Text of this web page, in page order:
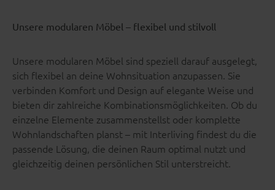
Unsere modularen Möbel – flexibel und stilvoll
Unsere modularen Möbel sind speziell darauf ausgelegt,
sich flexibel an deine Wohnsituation anzupassen. Sie
verbinden Komfort und Design auf elegante Weise und
bieten dir zahlreiche Kombinationsmöglichkeiten. Ob du
einzelne Elemente zusammenstellst oder komplette
Wohnlandschaften planst – mit Interliving findest du die
passende Lösung, die deinen Raum optimal nutzt und
gleichzeitig deinen persönlichen Stil unterstreicht.